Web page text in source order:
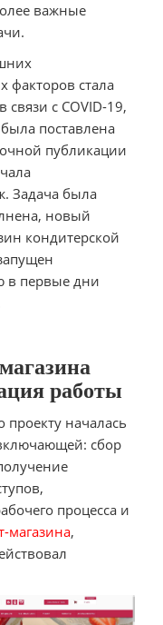
важные
факторов стала
связи с COVID-19,
поставлена
публикации
. Задача была
новый
кондитерской
в первые дни
работы
проекту началась
сбор
процесса и
магазина,